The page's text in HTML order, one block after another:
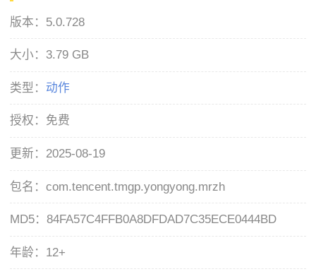
版本： 5.0.728
大小： 3.79 GB
类型： 动作
授权： 免费
更新： 2025-08-19
包名：com.tencent.tmgp.yongyong.mrzh
MD5：84FA57C4FFB0A8DFDAD7C35ECE0444BD
年龄： 12+